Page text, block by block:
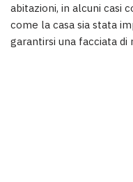
abitazioni, in alcuni casi
come la casa sia stata
garantirsi una facciata